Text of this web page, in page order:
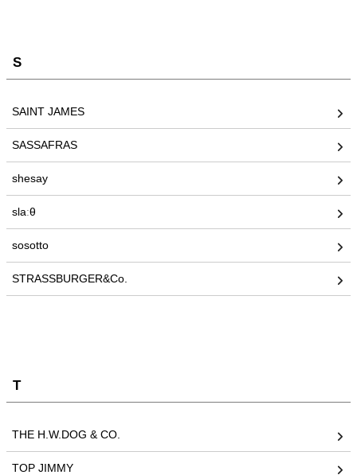
S
SAINT JAMES
SASSAFRAS
shesay
slaːθ
sosotto
STRASSBURGER&Co.
T
THE H.W.DOG & CO.
TOP JIMMY